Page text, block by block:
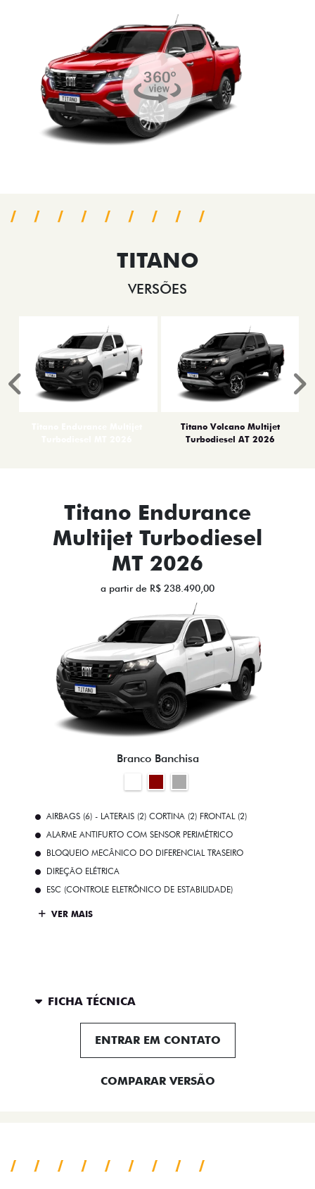
TITANO
VERSÕES
Titano Volcano Multijet
Turbodiesel AT 2026
Anterior
Titano Endurance
Multijet Turbodiesel
MT 2026
a partir de R$ 238.490,00
Branco Banchisa
AIRBAGS (6) - LATERAIS (2) CORTINA (2) FRONTAL (2)
ALARME ANTIFURTO COM SENSOR PERIMÉTRICO
BLOQUEIO MECÂNICO DO DIFERENCIAL TRASEIRO
DIREÇÃO ELÉTRICA
ESC (CONTROLE ELETRÔNICO DE ESTABILIDADE)
VER MAIS
FICHA TÉCNICA
ENTRAR EM CONTATO
COMPARAR VERSÃO